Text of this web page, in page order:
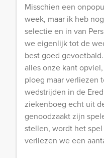
Misschien een
week, maar ik heb
selectie en in van
we eigenlijk tot de
best goed
alles onze kant
ploeg maar verliezen
wedstrijden in de
ziekenboeg echt uit
genoodzaakt zijn
stellen, wordt het
verliezen we een